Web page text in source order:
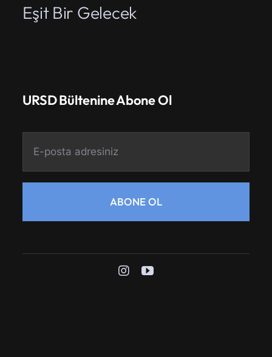
Eşit Bir Gelecek
URSD Bültenine Abone Ol
ABONE OL